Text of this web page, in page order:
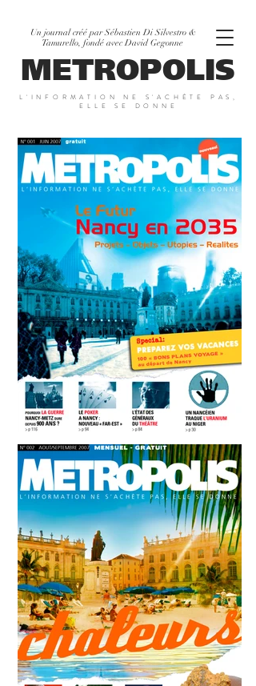
METROPOLIS
L'INFORMATION NE S'ACHÈTE PAS,
ELLE SE DONNE
Un journal créé par Sébastien Di Silvestro &
Tamurello, fondé avec David Gegonne